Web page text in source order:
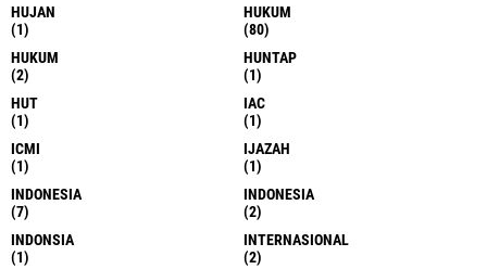
HUJAN
(1)
HUKUM
(80)
HUKUM
(2)
HUNTAP
(1)
HUT
(1)
IAC
(1)
ICMI
(1)
IJAZAH
(1)
INDONESIA
(7)
INDONESIA
(2)
INDONSIA
(1)
INTERNASIONAL
(2)